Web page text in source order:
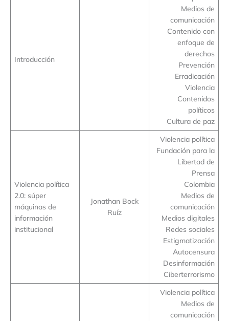
Introducción
Medios de
comunicación
Contenido con
enfoque de
derechos
Prevención
Erradicación
Violencia
Contenidos
políticos
Cultura de paz
Violencia política
2.0: súper
máquinas de
información
institucional
Jonathan Bock
Ruíz
Violencia política
Fundación para la
Libertad de
Prensa
Colombia
Medios de
comunicación
Medios digitales
Redes sociales
Estigmatización
Autocensura
Desinformación
Ciberterrorismo
Violencia política
Medios de
comunicación